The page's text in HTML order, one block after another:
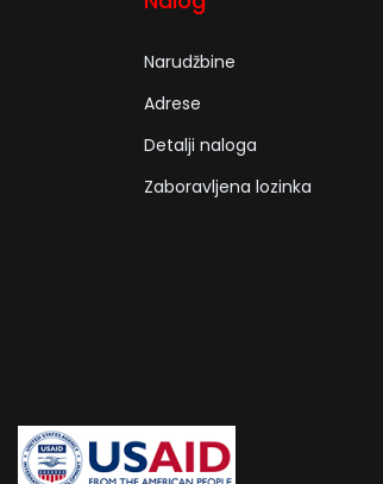
Narudžbine
Adrese
Detalji naloga
Zaboravljena lozinka